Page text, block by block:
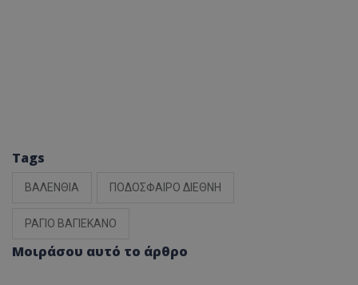
Tags
ΒΑΛΕΝΘΙΑ ΠΟΔΟΣΦΑΙΡΟ ΔΙΕΘΝΗ
ΡΑΓΙΟ ΒΑΓΙΕΚΑΝΟ
Μοιράσου αυτό το άρθρο